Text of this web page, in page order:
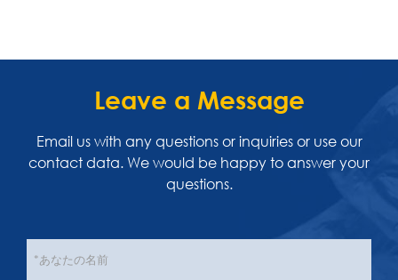
Leave a Message
Email us with any questions or inquiries or use our
contact data. We would be happy to answer your
questions.